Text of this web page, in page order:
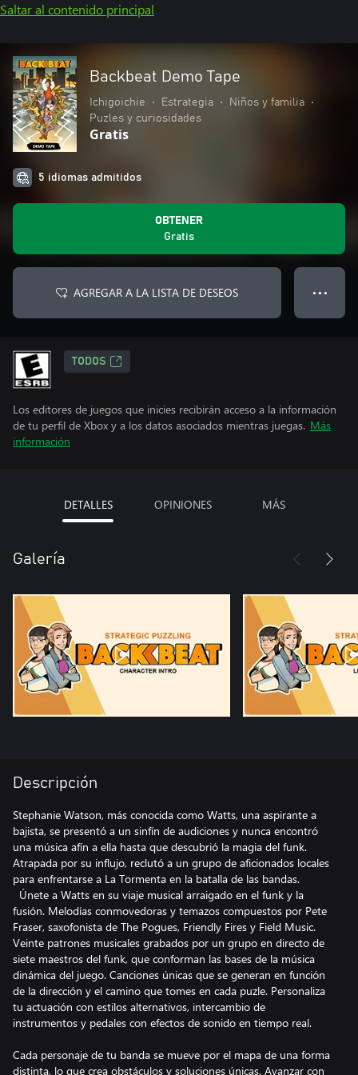
Saltar al contenido principal
Backbeat Demo Tape
Ichigoichie • Estrategia • Niños y familia
•
Puzles y curiosidades
Gratis
5 idiomas admitidos
OBTENER
Gratis
AGREGAR A LA LISTA DE DESEOS ● ● ●
TODOS
Los editores de juegos que inicies recibirán acceso a la información
de tu perfil de Xbox y a los datos asociados mientras juegas. Más
información
DETALLES OPINIONES MÁS
Galería
Descripción
Stephanie Watson, más conocida como Watts, una aspirante a
bajista, se presentó a un sinfín de audiciones y nunca encontró
una música afín a ella hasta que descubrió la magia del funk.
Atrapada por su influjo, reclutó a un grupo de aficionados locales
para enfrentarse a La Tormenta en la batalla de las bandas.
Únete a Watts en su viaje musical arraigado en el funk y la
fusión. Melodías conmovedoras y temazos compuestos por Pete
Fraser, saxofonista de The Pogues, Friendly Fires y Field Music.
Veinte patrones musicales grabados por un grupo en directo de
siete maestros del funk, que conforman las bases de la música
dinámica del juego. Canciones únicas que se generan en función
de la dirección y el camino que tomes en cada puzle. Personaliza
tu actuación con estilos alternativos, intercambio de
instrumentos y pedales con efectos de sonido en tiempo real.
Cada personaje de tu banda se mueve por el mapa de una forma
distinta, lo que crea obstáculos y soluciones únicas. Avanzar con